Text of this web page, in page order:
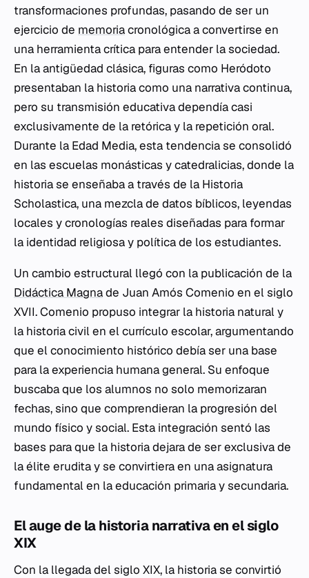
transformaciones profundas, pasando de ser un
ejercicio de memoriacronológica a convertirse en
una herramienta crítica para entender la sociedad.
En la antigüedad clásica, figuras como Heródoto
presentaban la historia como una narrativa continua,
pero su transmisión educativa dependía casi
exclusivamente de la retórica y la repetición oral.
Durante la Edad Media, esta tendencia se consolidó
en las escuelas monásticas y catedralicias, donde la
historia se enseñaba a través de la Historia
Scholastica, una mezcla de datos bíblicos, leyendas
locales y cronologías reales diseñadas para formar
la identidad religiosa y política de los estudiantes.
Un cambio estructural llegó con la publicación de la
Didáctica Magnade Juan Amós Comenio en el siglo
XVII. Comenio propuso integrar la historia natural y
la historia civil en el currículo escolar, argumentando
que el conocimiento histórico debía ser una base
para la experiencia humana general. Su enfoque
buscaba que los alumnos no solo memorizaran
fechas, sino que comprendieran la progresión del
mundo físico y social. Esta integración sentó las
bases para que la historia dejara de ser exclusiva de
la élite erudita y se convirtiera en una asignatura
fundamental en la educación primaria y secundaria.
El auge de la historia narrativa en el siglo
XIX
Con la llegada del siglo XIX, la historia se convirtió